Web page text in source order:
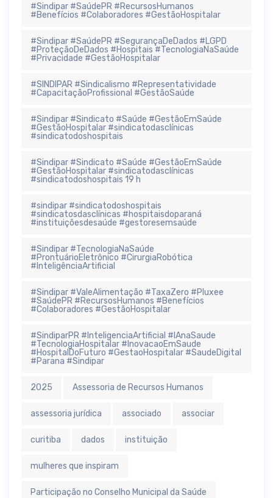
#Sindipar #SaúdePR #RecursosHumanos
#Benefícios #Colaboradores #GestãoHospitalar
#Sindipar #SaúdePR #SegurançaDeDados #LGPD
#ProteçãoDeDados #Hospitais #TecnologiaNaSaúde
#Privacidade #GestãoHospitalar
#SINDIPAR #Sindicalismo #Representatividade
#CapacitaçãoProfissional #GestãoSaúde
#Sindipar #Sindicato #Saúde #GestãoEmSaúde
#GestãoHospitalar #sindicatodasclínicas
#sindicatodoshospitais
#Sindipar #Sindicato #Saúde #GestãoEmSaúde
#GestãoHospitalar #sindicatodasclínicas
#sindicatodoshospitais 19 h
#sindipar #sindicatodoshospitais
#sindicatosdasclínicas #hospitaisdoparaná
#instituiçõesdesaúde #gestoresemsaúde
#Sindipar #TecnologiaNaSaúde
#ProntuárioEletrônico #CirurgiaRobótica
#InteligênciaArtificial
#Sindipar #ValeAlimentação #TaxaZero #Pluxee
#SaúdePR #RecursosHumanos #Benefícios
#Colaboradores #GestãoHospitalar
#SindiparPR #InteligenciaArtificial #IAnaSaude
#TecnologiaHospitalar #InovacaoEmSaude
#HospitalDoFuturo #GestaoHospitalar #SaudeDigital
#Parana #Sindipar
2025 Assessoria de Recursos Humanos
assessoria jurídica associado associar
curitiba dados instituição
mulheres que inspiram
Participação no Conselho Municipal da Saúde